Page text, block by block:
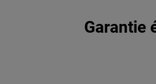
Garantie